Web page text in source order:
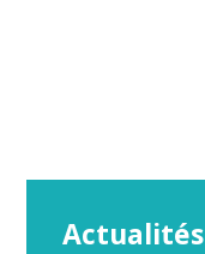
Actualités